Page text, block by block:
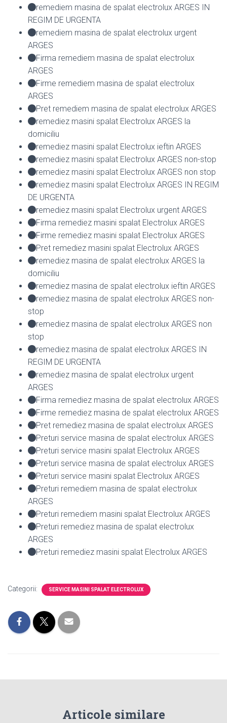
remediem masina de spalat electrolux ARGES IN
REGIM DE URGENTA
remediem masina de spalat electrolux urgent
ARGES
Firma remediem masina de spalat electrolux
ARGES
Firme remediem masina de spalat electrolux
ARGES
Pret remediem masina de spalat electrolux ARGES
remediez masini spalat Electrolux ARGES la
domiciliu
remediez masini spalat Electrolux ieftin ARGES
remediez masini spalat Electrolux ARGES non-stop
remediez masini spalat Electrolux ARGES non stop
remediez masini spalat Electrolux ARGES IN REGIM
DE URGENTA
remediez masini spalat Electrolux urgent ARGES
Firma remediez masini spalat Electrolux ARGES
Firme remediez masini spalat Electrolux ARGES
Pret remediez masini spalat Electrolux ARGES
remediez masina de spalat electrolux ARGES la
domiciliu
remediez masina de spalat electrolux ieftin ARGES
remediez masina de spalat electrolux ARGES non-
stop
remediez masina de spalat electrolux ARGES non
stop
remediez masina de spalat electrolux ARGES IN
REGIM DE URGENTA
remediez masina de spalat electrolux urgent
ARGES
Firma remediez masina de spalat electrolux ARGES
Firme remediez masina de spalat electrolux ARGES
Pret remediez masina de spalat electrolux ARGES
Preturi service masina de spalat electrolux ARGES
Preturi service masini spalat Electrolux ARGES
Preturi service masina de spalat electrolux ARGES
Preturi service masini spalat Electrolux ARGES
Preturi remediem masina de spalat electrolux
ARGES
Preturi remediem masini spalat Electrolux ARGES
Preturi remediez masina de spalat electrolux
ARGES
Preturi remediez masini spalat Electrolux ARGES
Categorii: SERVICE MASINI SPALAT ELECTROLUX
Articole similare